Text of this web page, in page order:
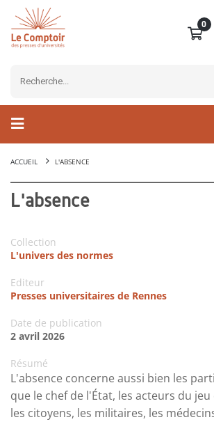
0
ACCUEIL L'ABSENCE
L'absence
Collection
L'univers des normes
Editeur
Presses universitaires de Rennes
Date de publication
2 avril 2026
Résumé
L'absence concerne aussi bien les
que le chef de l'État, les acteurs du
les citoyens, les militaires, les